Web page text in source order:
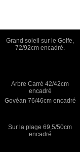
Grand soleil sur le Golfe,
72/92cm encadré.
Arbre Carré 42/42cm
encadré
Govéan 76/46cm encadré
Sur la plage 69,5/50cm
encadré